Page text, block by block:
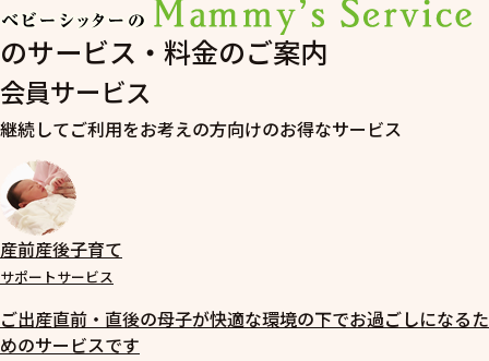
のサービス・料金のご案内
会員サービス
継続してご利用をお考えの方向けのお得なサービス
産前産後子育て
サポートサービス
ご出産直前・直後の母子が快適な環境の下でお過ごしになるた
めのサービスです